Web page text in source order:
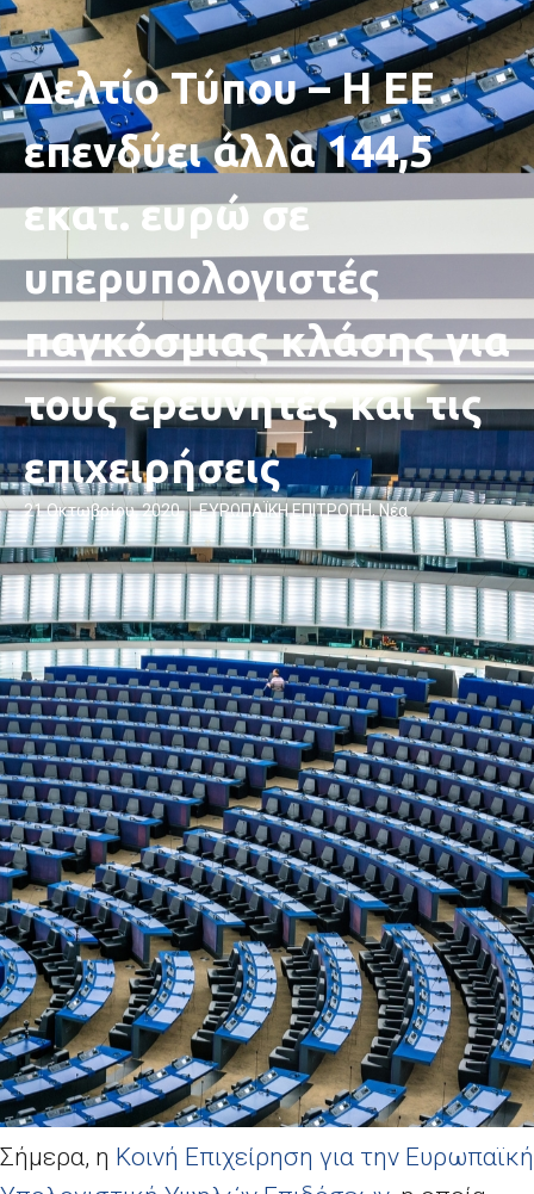
Δελτίο Τύπου – Η ΕΕ
επενδύει άλλα 144,5
εκατ. ευρώ σε
υπερυπολογιστές
παγκόσμιας κλάσης για
τους ερευνητές και τις
επιχειρήσεις
21 Οκτωβρίου, 2020 ΕΥΡΩΠΑΪΚΗ ΕΠΙΤΡΟΠΉ,Νέα
Σήμερα, η Κοινή Επιχείρηση για την Ευρωπαϊκή